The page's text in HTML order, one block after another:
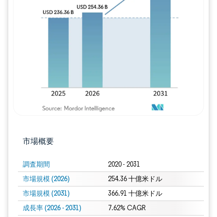
市場概要
調査期間 2020 - 2031
市場規模 (2026) 254.36 十億米ドル
市場規模 (2031) 366.91 十億米ドル
成長率 (2026 - 2031) 7.62% CAGR